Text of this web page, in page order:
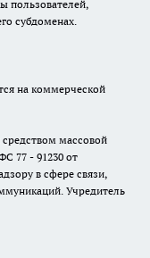
пользователей,
субдоменах.
на коммерческой
массовой
77 - 91230 от
в сфере связи,
Учредитель